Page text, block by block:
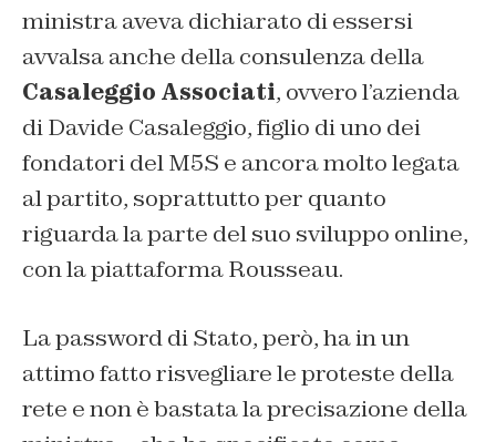
ministra aveva dichiarato di essersi
avvalsa anche della consulenza della
Casaleggio Associati, ovvero l’azienda
di Davide Casaleggio, figlio di uno dei
fondatori del M5S e ancora molto legata
al partito, soprattutto per quanto
riguarda la parte del suo sviluppo online,
con la piattaforma Rousseau.
La password di Stato, però, ha in un
attimo fatto risvegliare le proteste della
rete e non è bastata la precisazione della